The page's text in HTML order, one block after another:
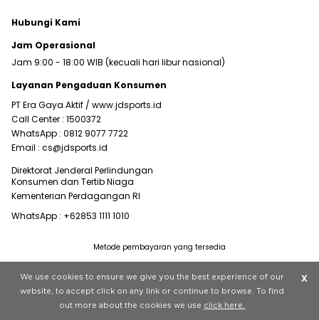
Hubungi Kami
Jam Operasional
Jam 9:00 - 18:00 WIB (kecuali hari libur nasional)
Layanan Pengaduan Konsumen
PT Era Gaya Aktif / www.jdsports.id
Call Center : 1500372
WhatsApp : 0812 9077 7722
Email : cs@jdsports.id
Direktorat Jenderal Perlindungan
Konsumen dan Tertib Niaga
Kementerian Perdagangan RI
WhatsApp : +62853 1111 1010
Copyright © 2022 JD Sports All rights reserved.
Metode pembayaran yang tersedia
We use cookies to ensure we give you the best experience of our
website, to accept click on any link or continue to browse. To find
out more about the cookies we use click here.
X